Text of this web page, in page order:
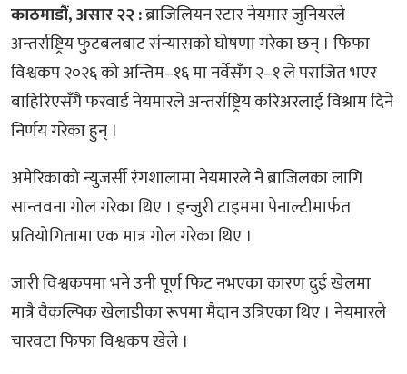
काठमाडौं, असार २२ :ब्राजिलियन स्टार नेयमार जुनियरले
अन्तर्राष्ट्रिय फुटबलबाट संन्यासको घोषणा गरेका छन् । फिफा
विश्वकप २०२६ को अन्तिम–१६ मा नर्वेसँग २–१ ले पराजित भएर
बाहिरिएसँगै फरवार्ड नेयमारले अन्तर्राष्ट्रिय करिअरलाई विश्राम दिने
निर्णय गरेका हुन् ।
अमेरिकाको न्युजर्सी रंगशालामा नेयमारले नै ब्राजिलका लागि
सान्तवना गोल गरेका थिए । इन्जुरी टाइममा पेनाल्टीमार्फत
प्रतियोगितामा एक मात्र गोल गरेका थिए ।
जारी विश्वकपमा भने उनी पूर्ण फिट नभएका कारण दुई खेलमा
मात्रै वैकल्पिक खेलाडीका रूपमा मैदान उत्रिएका थिए । नेयमारले
चारवटा फिफा विश्वकप खेले ।